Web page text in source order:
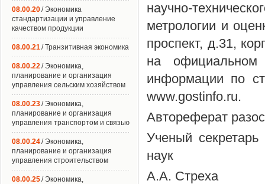
научно-
метрологии и
проспект, д.31,
на официальном
информации по
www.gostinfo.ru.
Автореферат
Ученый секретарь
наук
А.А. Стреха
08.00.20/ Экономика
стандартизации и управление
качеством продукции
08.00.21/ Транзитивная экономика
08.00.22/ Экономика,
планирование и организация
управления сельским хозяйством
08.00.23/ Экономика,
планирование и организация
управления транспортом и связью
08.00.24/ Экономика,
планирование и организация
управления строительством
08.00.25/ Экономика,